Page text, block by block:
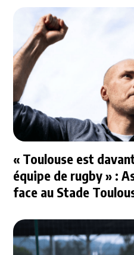
« Toulouse est
équipe de rugby » :
face au Stade